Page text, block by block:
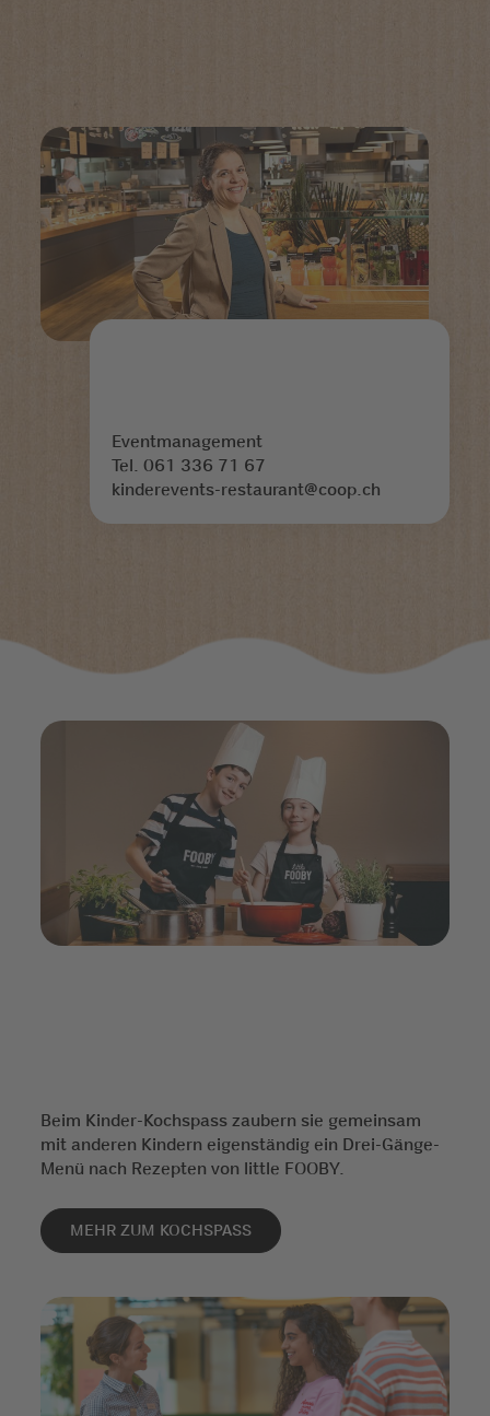
Eventmanagement
Tel. 061 336 71 67
kinderevents-restaurant@coop.ch
Beim Kinder-Kochspass zaubern sie gemeinsam
mit anderen Kindern eigenständig ein Drei-Gänge-
Menü nach Rezepten von little FOOBY.
MEHR ZUM KOCHSPASS